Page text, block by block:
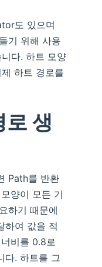
도 있으며
기 위해 사용
다. 하트 모양
하트 경로를
로 생
Path를 반환
양이 모든 기
하기 때문에
하여 값을 적
비를 0.8로
다. 하트를 그